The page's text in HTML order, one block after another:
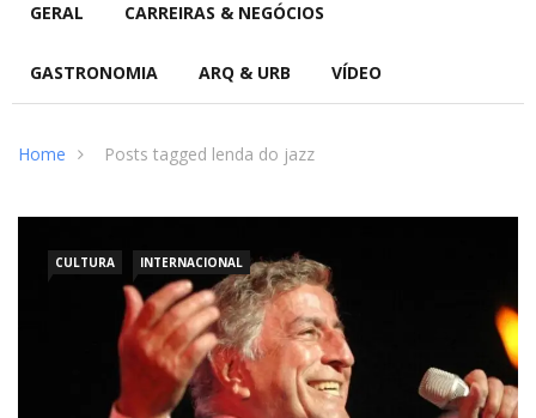
GERAL CARREIRAS & NEGÓCIOS
GASTRONOMIA ARQ & URB VÍDEO
Home Posts tagged lenda do jazz
CULTURA INTERNACIONAL